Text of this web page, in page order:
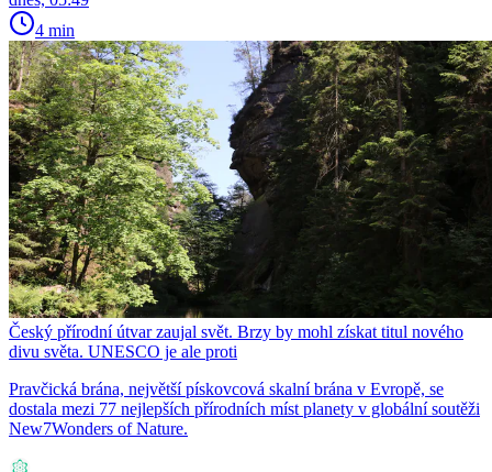
4 min
Český přírodní útvar zaujal svět. Brzy by mohl získat titul nového
divu světa. UNESCO je ale proti
Pravčická brána, největší pískovcová skalní brána v Evropě, se
dostala mezi 77 nejlepších přírodních míst planety v globální soutěži
New7Wonders of Nature.